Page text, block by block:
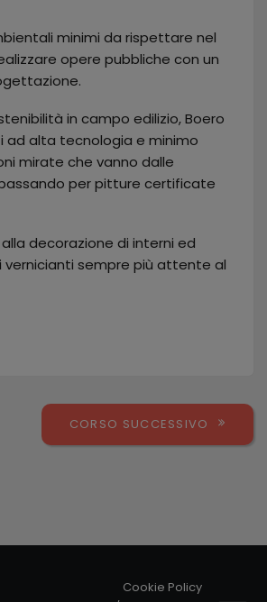
minimi da rispettare nel
opere pubbliche con un
in campo edilizio, Boero
ad alta tecnologia e minimo
mirate che vanno dalle
per pitture certificate
decorazione di interni ed
sempre più attente al
CORSO SUCCESSIVO
Cookie Policy